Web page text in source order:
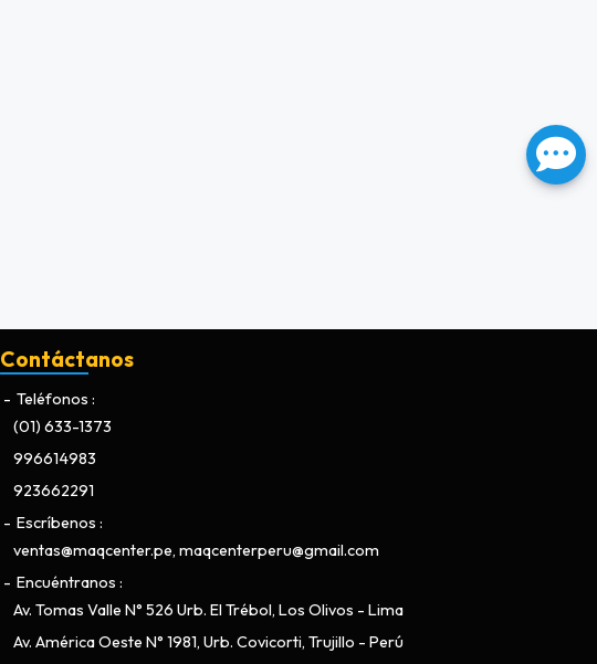
Contáctanos
Teléfonos
(01) 633-1373
996614983
923662291
Escríbenos
ventas@maqcenter.pe, maqcenterperu@gmail.com
Encuéntranos
Av. Tomas Valle N° 526 Urb. El Trébol, Los Olivos - Lima
Av. América Oeste N° 1981, Urb. Covicorti, Trujillo - Perú